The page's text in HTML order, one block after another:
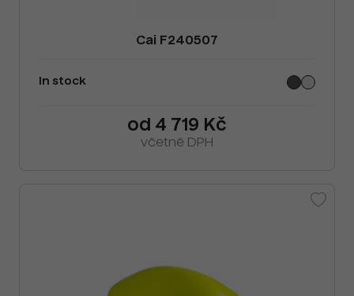
Cai F240507
In stock
od 4 719 Kč
včetně DPH